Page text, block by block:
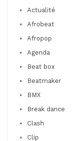
Actualité
Afrobeat
Afropop
Agenda
Beat box
Beatmaker
BMX
Break dance
Clash
Clip